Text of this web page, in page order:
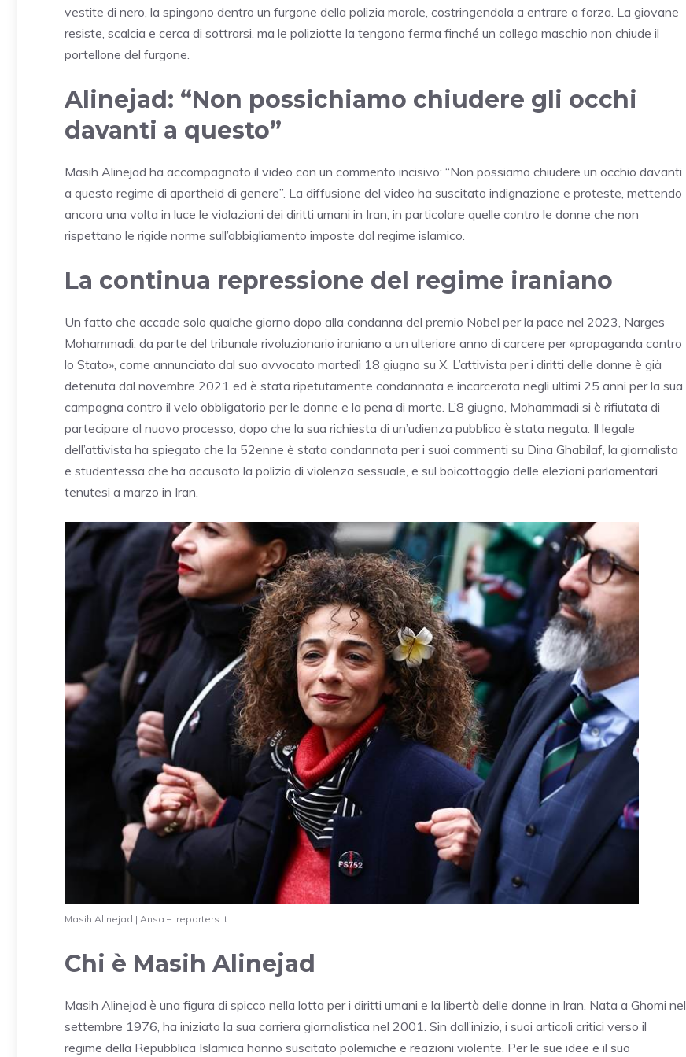
vestite di nero, la spingono dentro un furgone della polizia morale, costringendola a entrare a forza. La giovane
resiste, scalcia e cerca di sottrarsi, ma le poliziotte la tengono ferma finché un collega maschio non chiude il
portellone del furgone.
Alinejad: “Non possichiamo chiudere gli occhi
davanti a questo”
Masih Alinejad ha accompagnato il video con un commento incisivo: “Non possiamo chiudere un occhio davanti
a questo regime di apartheid di genere”. La diffusione del video ha suscitato indignazione e proteste, mettendo
ancora una volta in luce le violazioni dei diritti umani in Iran, in particolare quelle contro le donne che non
rispettano le rigide norme sull’abbigliamento imposte dal regime islamico.
La continua repressione del regime iraniano
Un fatto che accade solo qualche giorno dopo alla condanna del premio Nobel per la pace nel 2023, Narges
Mohammadi, da parte del tribunale rivoluzionario iraniano a un ulteriore anno di carcere per «propaganda contro
lo Stato», come annunciato dal suo avvocato martedì 18 giugno su X. L’attivista per i diritti delle donne è già
detenuta dal novembre 2021 ed è stata ripetutamente condannata e incarcerata negli ultimi 25 anni per la sua
campagna contro il velo obbligatorio per le donne e la pena di morte. L’8 giugno, Mohammadi si è rifiutata di
partecipare al nuovo processo, dopo che la sua richiesta di un’udienza pubblica è stata negata. Il legale
dell’attivista ha spiegato che la 52enne è stata condannata per i suoi commenti su Dina Ghabilaf, la giornalista
e studentessa che ha accusato la polizia di violenza sessuale, e sul boicottaggio delle elezioni parlamentari
tenutesi a marzo in Iran.
Masih Alinejad | Ansa – ireporters.it
Chi è Masih Alinejad
Masih Alinejad è una figura di spicco nella lotta per i diritti umani e la libertà delle donne in Iran. Nata a Ghomi nel
settembre 1976, ha iniziato la sua carriera giornalistica nel 2001. Sin dall’inizio, i suoi articoli critici verso il
regime della Repubblica Islamica hanno suscitato polemiche e reazioni violente. Per le sue idee e il suo